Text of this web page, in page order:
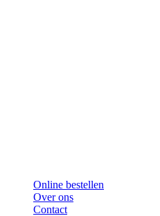
Online bestellen
Over ons
Contact